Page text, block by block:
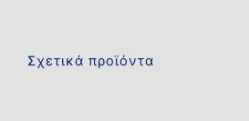
Σχετικά προϊόντα